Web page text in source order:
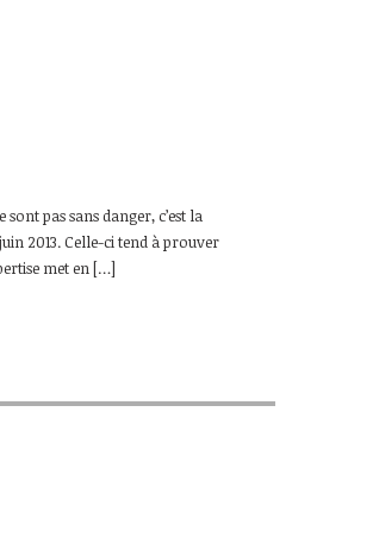
pas sans danger, c’est la
2013. Celle-ci tend à prouver
met en […]